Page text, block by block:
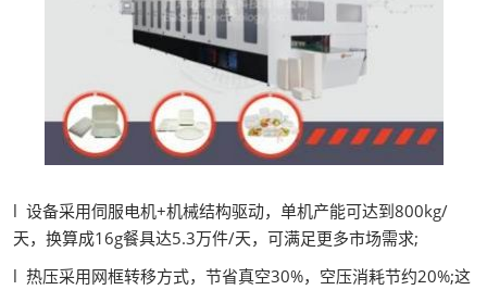
l 设备采用伺服电机+机械结构驱动，单机产能可达到800kg/
天，换算成16g餐具达5.3万件/天，可满足更多市场需求;
l 热压采用网框转移方式，节省真空30%，空压消耗节约20%;这